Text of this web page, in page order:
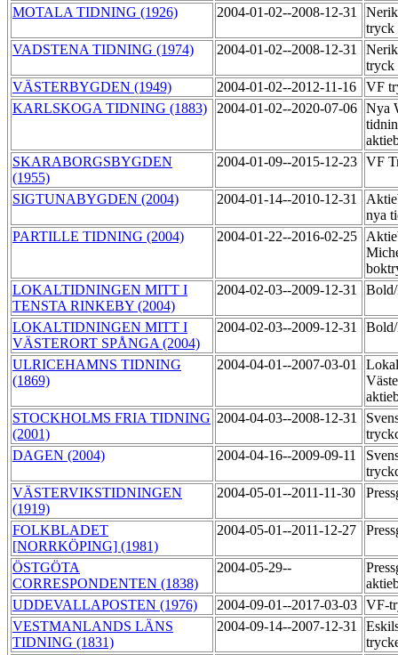
MOTALA TIDNING (1926)
2004-01-02--2008-12-31
tryck
VADSTENA TIDNING (1974)
2004-01-02--2008-12-31
tryck
VÄSTERBYGDEN (1949)
2004-01-02--2012-11-16
VF
KARLSKOGA TIDNING (1883)
2004-01-02--2020-07-06 Nya
SKARABORGSBYGDEN
(1955)
2004-01-09--2015-12-23 VF
SIGTUNABYGDEN (2004) 2004-01-14--2010-12-31
nya
PARTILLE TIDNING (2004)
2004-01-22--2016-02-25
LOKALTIDNINGEN MITT I
TENSTA RINKEBY (2004)
2004-02-03--2009-12-31
LOKALTIDNINGEN MITT I
VÄSTERORT SPÅNGA (2004)
2004-02-03--2009-12-31
ULRICEHAMNS TIDNING
(1869)
2004-04-01--2007-03-01
STOCKHOLMS FRIA TIDNING
(2001)
2004-04-03--2008-12-31
DAGEN (2004)
2004-04-16--2009-09-11
VÄSTERVIKSTIDNINGEN
(1919)
2004-05-01--2011-11-30
FOLKBLADET
[NORRKÖPING] (1981)
2004-05-01--2011-12-27
ÖSTGÖTA
CORRESPONDENTEN (1838)
2004-05-29--
UDDEVALLAPOSTEN (1976)
2004-09-01--2017-03-03 VF-
VESTMANLANDS LÄNS
TIDNING (1831)
2004-09-14--2007-12-31